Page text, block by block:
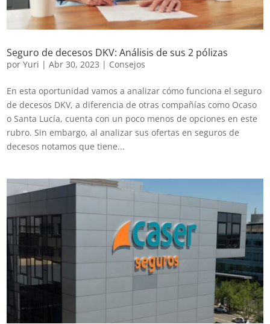
Seguro de decesos DKV: Análisis de sus 2 pólizas
porYuri |Abr 30, 2023 | Consejos
En esta oportunidad vamos a analizar cómo funciona el seguro
de decesos DKV, a diferencia de otras compañías como Ocaso
o Santa Lucía, cuenta con un poco menos de opciones en este
rubro. Sin embargo, al analizar sus ofertas en seguros de
decesos notamos que tiene...